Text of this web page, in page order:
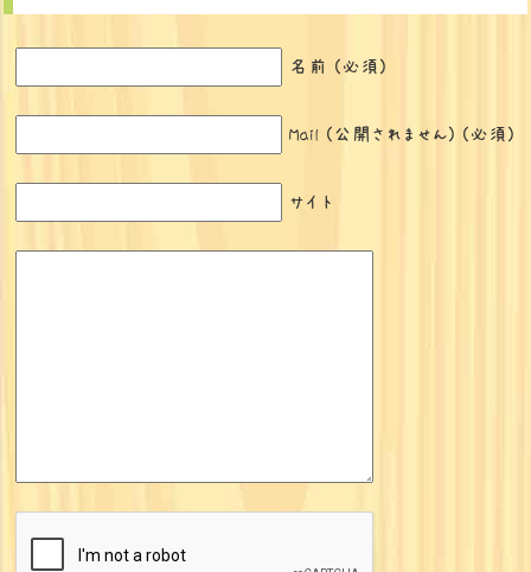
名前 (必須)
Mail (公開されません) (必須)
サイト